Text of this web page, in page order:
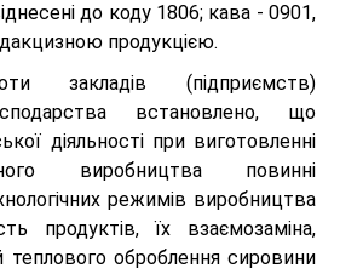
до коду 1806; кава - 0901,
продукцією.
закладів (підприємств)
встановлено, що
діяльності при виготовленні
виробництва повинні
режимів виробництва
продуктів, їх взаємозаміна,
оброблення сировини